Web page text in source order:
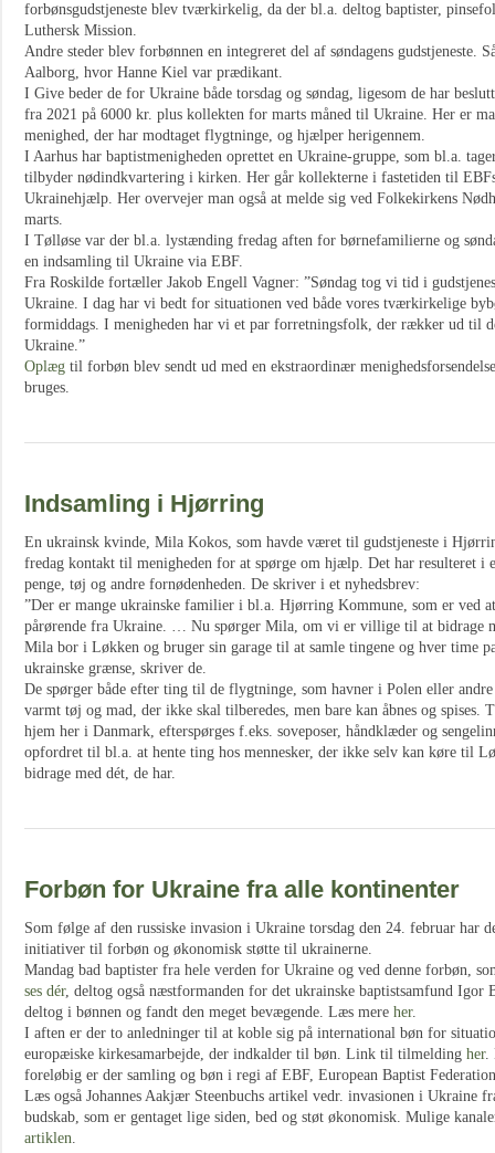
forbønsgudstjeneste blev tværkirkelig, da der bl.a. deltog baptister,
Luthersk Mission.
Andre steder blev forbønnen en integreret del af søndagens gudstjeneste.
Aalborg, hvor Hanne Kiel var prædikant.
I Give beder de for Ukraine både torsdag og søndag, ligesom de har
fra 2021 på 6000 kr. plus kollekten for marts måned til Ukraine. Her er
menighed, der har modtaget flygtninge, og hjælper herigennem.
I Aarhus har baptistmenigheden oprettet en Ukraine-gruppe, som bl.a.
tilbyder nødindkvartering i kirken. Her går kollekterne i fastetiden til
Ukrainehjælp. Her overvejer man også at melde sig ved Folkekirkens
marts.
I Tølløse var der bl.a. lystænding fredag aften for børnefamilierne og
en indsamling til Ukraine via EBF.
Fra Roskilde fortæller Jakob Engell Vagner: ”Søndag tog vi tid i
Ukraine. I dag har vi bedt for situationen ved både vores tværkirkelige
formiddags. I menigheden har vi et par forretningsfolk, der rækker ud til
Ukraine.”
Oplæg til forbøn blev sendt ud med en ekstraordinær
bruges.
Indsamling i Hjørring
En ukrainsk kvinde, Mila Kokos, som havde været til gudstjeneste i
fredag kontakt til menigheden for at spørge om hjælp. Det har resulteret i
penge, tøj og andre fornødenheden. De skriver i et nyhedsbrev:
”Der er mange ukrainske familier i bl.a. Hjørring Kommune, som er ved
pårørende fra Ukraine. … Nu spørger Mila, om vi er villige til at bidrage
Mila bor i Løkken og bruger sin garage til at samle tingene og hver time
ukrainske grænse, skriver de.
De spørger både efter ting til de flygtninge, som havner i Polen eller
varmt tøj og mad, der ikke skal tilberedes, men bare kan åbnes og spises.
hjem her i Danmark, efterspørges f.eks. soveposer, håndklæder og
opfordret til bl.a. at hente ting hos mennesker, der ikke selv kan køre til
bidrage med dét, de har.
Forbøn for Ukraine fra alle kontinenter
Som følge af den russiske invasion i Ukraine torsdag den 24. februar har
initiativer til forbøn og økonomisk støtte til ukrainerne.
Mandag bad baptister fra hele verden for Ukraine og ved denne forbøn,
ses dér, deltog også næstformanden for det ukrainske baptistsamfund Igor
deltog i bønnen og fandt den meget bevægende. Læs mere her.
I aften er der to anledninger til at koble sig på international bøn for
europæiske kirkesamarbejde, der indkalder til bøn. Link til tilmelding her.
foreløbig er der samling og bøn i regi af EBF, European Baptist
Læs også Johannes Aakjær Steenbuchs artikel vedr. invasionen i Ukraine
budskab, som er gentaget lige siden, bed og støt økonomisk. Mulige
artiklen.